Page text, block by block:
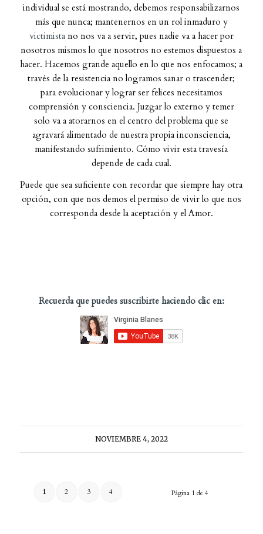
individual se está mostrando, debemos responsabilizarnos
más que nunca; mantenernos en un rol inmaduro y
victimistano nos va a servir, pues nadie va a hacer por
nosotros mismos lo que nosotros no estemos dispuestos a
hacer. Hacemos grande aquello en lo que nos enfocamos; a
través de la resistencia no logramos sanar o trascender;
para evolucionar y lograr ser felices necesitamos
comprensión y consciencia. Juzgar lo externo y temer
solo va a atorarnos en el centro del problema que se
agravará alimentado de nuestra propia inconsciencia,
manifestando sufrimiento. Cómo vivir esta travesía
depende de cada cual.
Puede que sea suficiente con recordar que siempre hay otra
opción, con que nos demos el permiso de vivir lo que nos
corresponda desde la aceptación y el Amor.
Recuerda que puedes suscribirte haciendo clic en:
NOVIEMBRE 4, 2022
Página 1 de 4
1 2 3 4